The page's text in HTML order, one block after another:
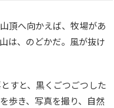
頂へ向かえば、牧場があ
は、のどかだ。風が抜け
すと、黒くごつごつした
歩き、写真を撮り、自然